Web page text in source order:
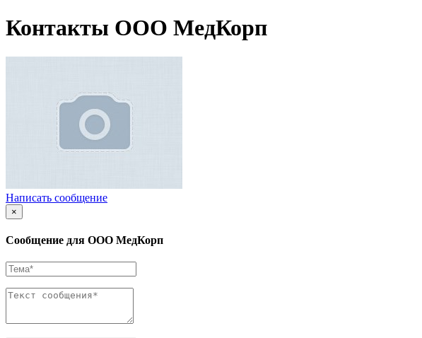
Контакты ООО МедКорп
Написать сообщение
×
Сообщение для ООО МедКорп